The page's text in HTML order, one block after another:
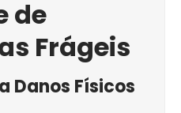
de
Frágeis
Danos Físicos